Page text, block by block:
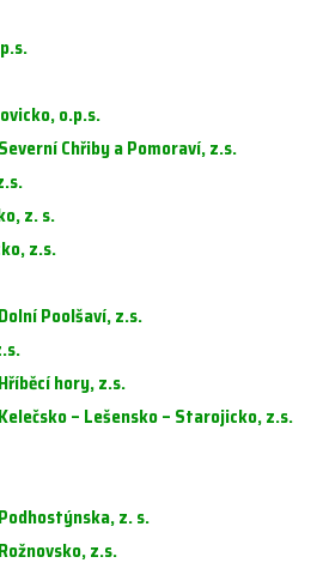
o.p.s.
Chřiby a Pomoraví, z.s.
z. s.
z.s.
Poolšaví, z.s.
hory, z.s.
– Lešensko – Starojicko, z.s.
z. s.
z.s.